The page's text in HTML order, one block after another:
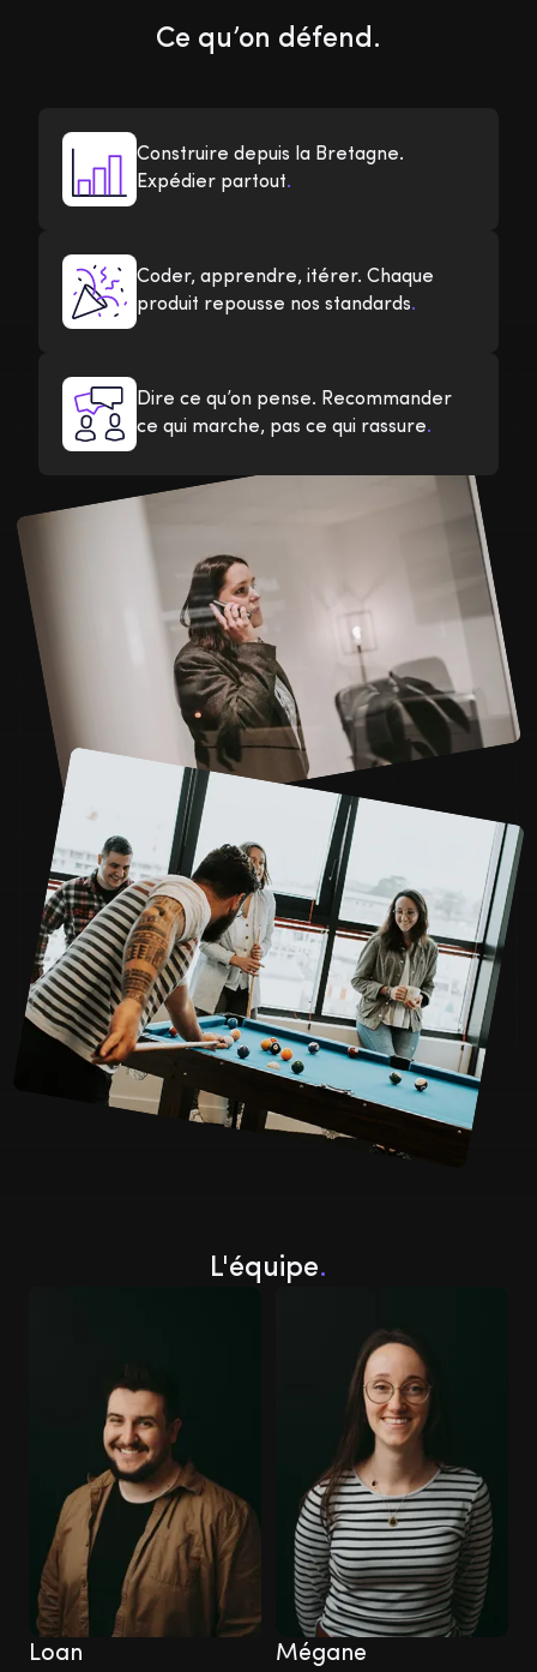
Ce qu’on défend.
Construire depuis la Bretagne.
Expédier partout.
Coder, apprendre, itérer. Chaque
produit repousse nos standards.
Dire ce qu’on pense. Recommander
ce qui marche, pas ce qui rassure.
L'équipe.
Loan Mégane